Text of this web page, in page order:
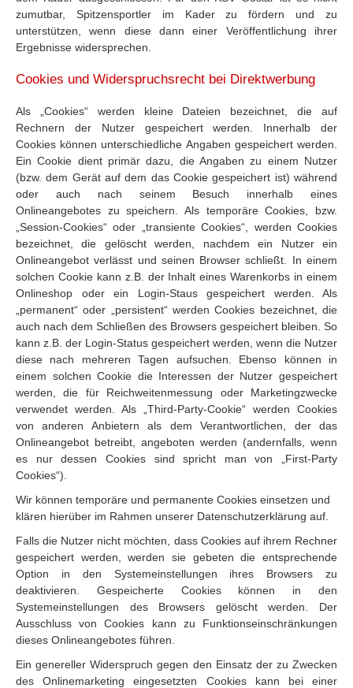
zumutbar, Spitzensportler im Kader zu fördern und zu
unterstützen, wenn diese dann einer Veröffentlichung ihrer
Ergebnisse widersprechen.
Cookies und Widerspruchsrecht bei Direktwerbung
Als „Cookies“ werden kleine Dateien bezeichnet, die auf
Rechnern der Nutzer gespeichert werden. Innerhalb der
Cookies können unterschiedliche Angaben gespeichert werden.
Ein Cookie dient primär dazu, die Angaben zu einem Nutzer
(bzw. dem Gerät auf dem das Cookie gespeichert ist) während
oder auch nach seinem Besuch innerhalb eines
Onlineangebotes zu speichern. Als temporäre Cookies, bzw.
„Session-Cookies“ oder „transiente Cookies“, werden Cookies
bezeichnet, die gelöscht werden, nachdem ein Nutzer ein
Onlineangebot verlässt und seinen Browser schließt. In einem
solchen Cookie kann z.B. der Inhalt eines Warenkorbs in einem
Onlineshop oder ein Login-Staus gespeichert werden. Als
„permanent“ oder „persistent“ werden Cookies bezeichnet, die
auch nach dem Schließen des Browsers gespeichert bleiben. So
kann z.B. der Login-Status gespeichert werden, wenn die Nutzer
diese nach mehreren Tagen aufsuchen. Ebenso können in
einem solchen Cookie die Interessen der Nutzer gespeichert
werden, die für Reichweitenmessung oder Marketingzwecke
verwendet werden. Als „Third-Party-Cookie“ werden Cookies
von anderen Anbietern als dem Verantwortlichen, der das
Onlineangebot betreibt, angeboten werden (andernfalls, wenn
es nur dessen Cookies sind spricht man von „First-Party
Cookies“).
Wir können temporäre und permanente Cookies einsetzen und
klären hierüber im Rahmen unserer Datenschutzerklärung auf.
Falls die Nutzer nicht möchten, dass Cookies auf ihrem Rechner
gespeichert werden, werden sie gebeten die entsprechende
Option in den Systemeinstellungen ihres Browsers zu
deaktivieren. Gespeicherte Cookies können in den
Systemeinstellungen des Browsers gelöscht werden. Der
Ausschluss von Cookies kann zu Funktionseinschränkungen
dieses Onlineangebotes führen.
Ein genereller Widerspruch gegen den Einsatz der zu Zwecken
des Onlinemarketing eingesetzten Cookies kann bei einer